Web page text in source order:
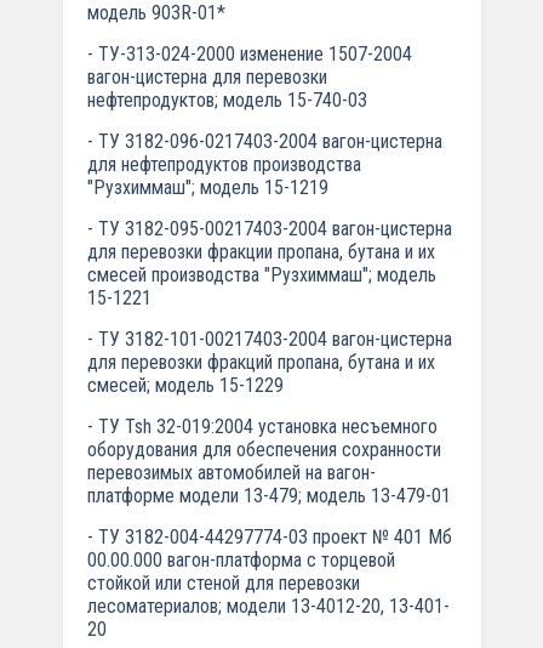
модель 903R-01*
- ТУ-313-024-2000 изменение 1507-2004
вагон-цистерна для перевозки
нефтепродуктов; модель 15-740-03
- ТУ 3182-096-0217403-2004 вагон-цистерна
для нефтепродуктов производства
"Рузхиммаш"; модель 15-1219
- ТУ 3182-095-00217403-2004 вагон-цистерна
для перевозки фракции пропана, бутана и их
смесей производства "Рузхиммаш"; модель
15-1221
- ТУ 3182-101-00217403-2004 вагон-цистерна
для перевозки фракций пропана, бутана и их
смесей; модель 15-1229
- ТУ Tsh 32-019:2004 установка несъемного
оборудования для обеспечения сохранности
перевозимых автомобилей на вагон-
платформе модели 13-479; модель 13-479-01
- ТУ 3182-004-44297774-03 проект № 401 Мб
00.00.000 вагон-платформа с торцевой
стойкой или стеной для перевозки
лесоматериалов; модели 13-4012-20, 13-401-
20